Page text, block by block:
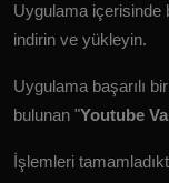
Uygulama içerisinde
indirin ve yükleyin.
Uygulama başarılı
bulunan "Youtube
İşlemleri